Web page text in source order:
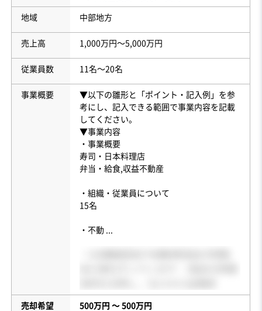
地域 中部地方
売上高 1,000万円〜5,000万円
従業員数 11名〜20名
事業概要
▼以下の雛形と「ポイント・記入例」を参
考にし、記入できる範囲で事業内容を記載
してください。
▼事業内容
・事業概要
寿司・日本料理店
弁当・給食,収益不動産
・組織・従業員について
15名
・不動
売却希望
500万円 〜 500万円